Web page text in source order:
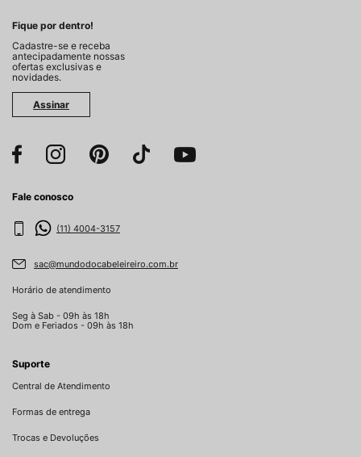
Fique por dentro!
Cadastre-se e receba
antecipadamente nossas
ofertas exclusivas e
novidades.
Assinar
Fale conosco
(11) 4004-3157
sac@mundodocabeleireiro.com.br
Horário de atendimento
Seg à Sab - 09h às 18h
Dom e Feriados - 09h às 18h
Suporte
Central de Atendimento
Formas de entrega
Trocas e Devoluções